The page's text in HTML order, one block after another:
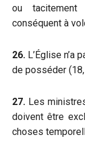
ou
conséquent à
26. L’Église n’a
de posséder
27. Les
doivent être
choses